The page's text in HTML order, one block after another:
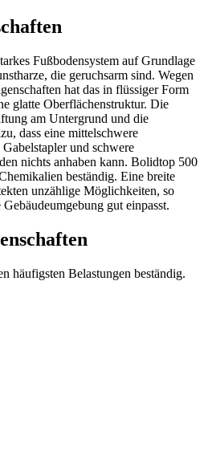
Fußbodensystem auf Grundlage
die geruchsarm sind. Wegen
hat das in flüssiger Form
glatte Oberflächenstruktur. Die
am Untergrund und die
dass eine mittelschwere
und schwere
nichts anhaben kann. Bolidtop 500
beständig. Eine breite
unzählige Möglichkeiten, so
gut einpasst.
häufigsten Belastungen beständig.